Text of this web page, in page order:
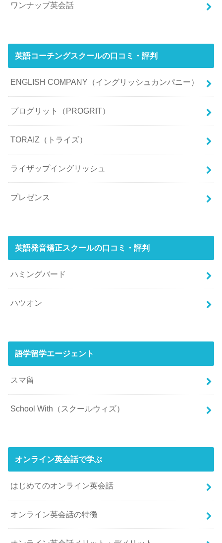
ワンナップ英会話
英語コーチングスクールの口コミ・評判
ENGLISH COMPANY（イングリッシュカンパニー）
プログリット（PROGRIT）
TORAIZ（トライズ）
ライザップイングリッシュ
プレゼンス
英語発音矯正スクールの口コミ・評判
ハミングバード
ハツオン
語学留学エージェント
スマ留
School With（スクールウィズ）
オンライン英会話で学ぶ
はじめてのオンライン英会話
オンライン英会話の特徴